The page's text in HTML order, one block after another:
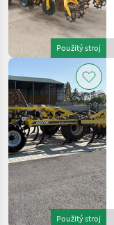
Použitý stroj
Použitý stroj